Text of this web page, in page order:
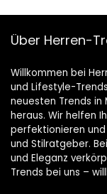
Business
Über Herren-
Willkommen bei
und Lifestyle-
neuesten Trends in
heraus. Wir helfen
perfektionieren
und Stilratgeber.
und Eleganz
Trends bei uns –